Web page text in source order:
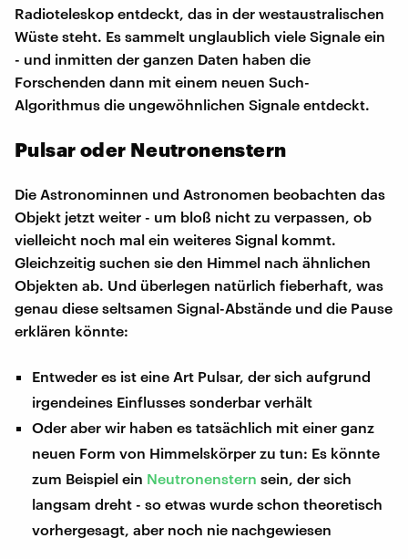
Radioteleskop entdeckt, das in der westaustralischen
Wüste steht. Es sammelt unglaublich viele Signale ein
- und inmitten der ganzen Daten haben die
Forschenden dann mit einem neuen Such-
Algorithmus die ungewöhnlichen Signale entdeckt.
Pulsar oder Neutronenstern
Die Astronominnen und Astronomen beobachten das
Objekt jetzt weiter - um bloß nicht zu verpassen, ob
vielleicht noch mal ein weiteres Signal kommt.
Gleichzeitig suchen sie den Himmel nach ähnlichen
Objekten ab. Und überlegen natürlich fieberhaft, was
genau diese seltsamen Signal-Abstände und die Pause
erklären könnte:
Entweder es ist eine Art Pulsar, der sich aufgrund
irgendeines Einflusses sonderbar verhält
Oder aber wir haben es tatsächlich mit einer ganz
neuen Form von Himmelskörper zu tun: Es könnte
zum Beispiel ein Neutronenstern sein, der sich
langsam dreht - so etwas wurde schon theoretisch
vorhergesagt, aber noch nie nachgewiesen